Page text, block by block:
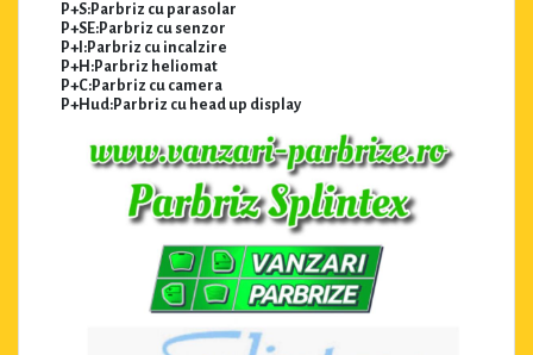
P+S:Parbriz cu parasolar
P+SE:Parbriz cu senzor
P+I:Parbriz cu incalzire
P+H:Parbriz heliomat
P+C:Parbriz cu camera
P+Hud:Parbriz cu head up display